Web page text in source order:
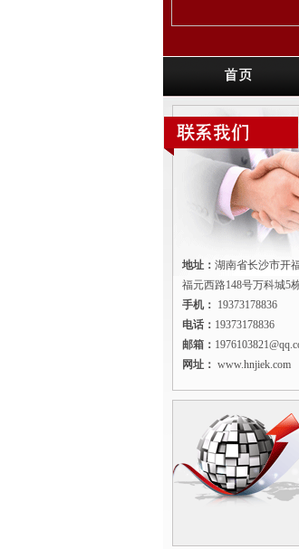
地址： 湖南省长沙市开
福元西路148号万科城5
手机： 19373178836
电话： 19373178836
邮箱：
网址： www.hnjiek.com